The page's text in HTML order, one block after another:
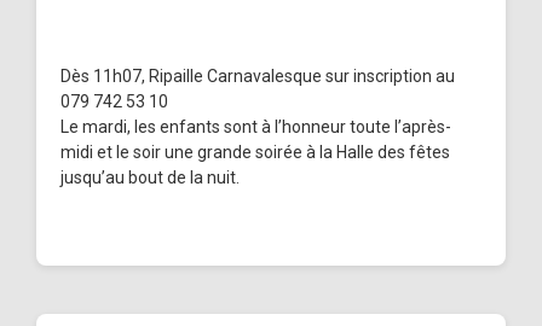
Dès 11h07, Ripaille Carnavalesque sur inscription au
079 742 53 10
Le mardi, les enfants sont à l’honneur toute l’après-
midi et le soir une grande soirée à la Halle des fêtes
jusqu’au bout de la nuit.